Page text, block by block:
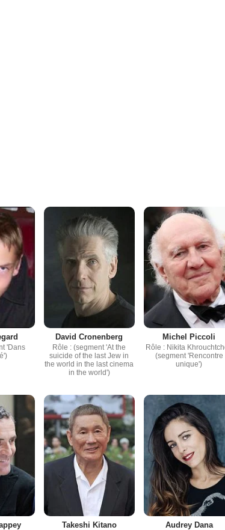
'Dans
David Cronenberg
Rôle : (segment 'At the
suicide of the last Jew in
the world in the last cinema
in the world')
Michel Piccoli
Rôle : Nikita
(segment 'Rencontre
unique')
Takeshi Kitano Audrey Dana